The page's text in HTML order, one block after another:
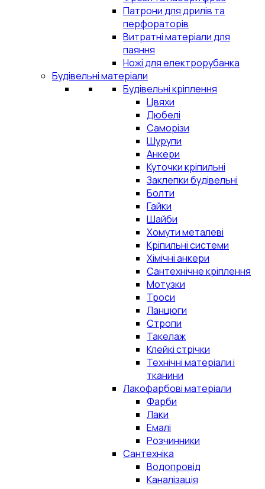
Патрони для дрилів та
перфораторів
Витратні матеріали для
паяння
Ножі для електрорубанка
Будівельні матеріали
Будівельні кріплення
Цвяхи
Дюбелі
Саморізи
Шурупи
Анкери
Куточки кріпильні
Заклепки будівельні
Болти
Гайки
Шайби
Хомути металеві
Кріпильні системи
Хімічні анкери
Сантехнічне кріплення
Мотузки
Троси
Ланцюги
Стропи
Такелаж
Клейкі стрічки
Технічні матеріали і
тканини
Лакофарбові матеріали
Фарби
Лаки
Емалі
Розчинники
Сантехніка
Водопровід
Каналізація